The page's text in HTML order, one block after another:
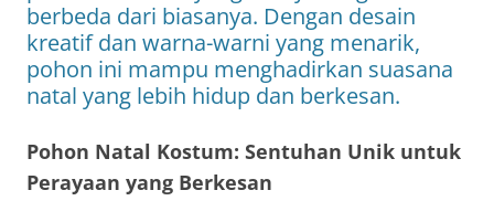
berbeda dari biasanya. Dengan desain
kreatif dan warna-warni yang menarik,
pohon ini mampu menghadirkan suasana
natal yang lebih hidup dan berkesan.
Pohon Natal Kostum: Sentuhan Unik untuk
Perayaan yang Berkesan